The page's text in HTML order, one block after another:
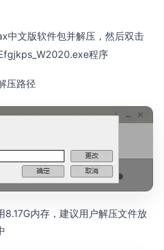
中文版软件包并解压，然后双击
程序
压路径
内存，建议用户解压文件放